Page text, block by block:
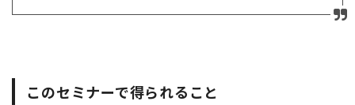
このセミナーで得られること